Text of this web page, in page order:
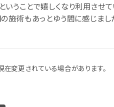
うことで嬉しくなり利用させ
施術もあっとゆう間に感じま
変更されている場合があります。